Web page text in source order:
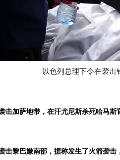
以色列总理下令在袭击
击加萨地带，在汗尤尼斯杀死哈马
击黎巴嫩南部，据称发生了火箭袭